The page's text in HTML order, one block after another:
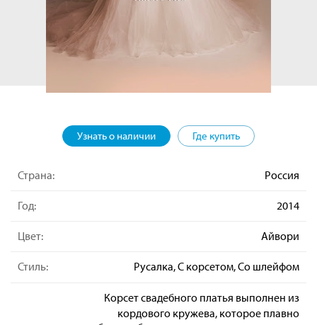
Узнать о наличии Где купить
Страна: Россия
Год: 2014
Цвет: Айвори
Стиль: Русалка, С корсетом, Со шлейфом
Корсет свадебного платья выполнен из
кордового кружева, которое плавно